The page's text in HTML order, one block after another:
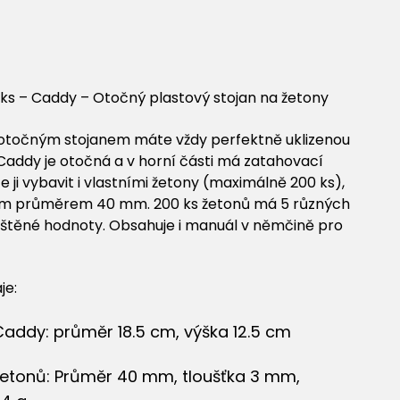
– Caddy – Otočný plastový stojan na žetony
stojanem máte vždy perfektně uklizenou
je otočná a v horní části má zatahovací
ji vybavit i vlastními žetony (maximálně 200 ks),
průměrem 40 mm. 200 ks žetonů má 5 různých
hodnoty. Obsahuje i manuál v němčině pro
průměr 18.5 cm, výška 12.5 cm
Průměr 40 mm, tloušťka 3 mm,